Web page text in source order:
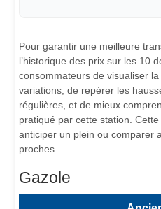
Pour garantir une meilleure
l’historique des prix sur les 10
consommateurs de visualiser
variations, de repérer les
régulières, et de mieux
pratiqué par cette station.
anticiper un plein ou comparer
proches.
Gazole